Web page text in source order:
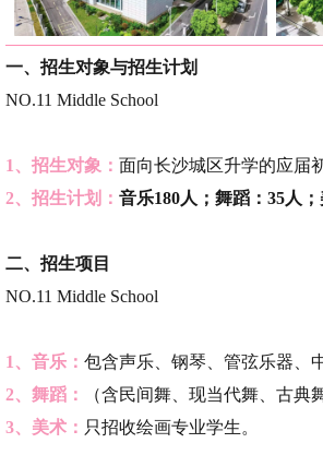
一、 招生对象与招生计划
NO.11 Middle School
1、招生对象： 面向长沙城区升学的应届
2、招生计划： 音乐180人；舞蹈：35人；
二、 招生项目
NO.11 Middle School
1、音乐： 包含声乐、钢琴、管弦乐器、
2、舞蹈：
（含民间舞、现当代舞、古典
3、美术： 只招收绘画专业学生。